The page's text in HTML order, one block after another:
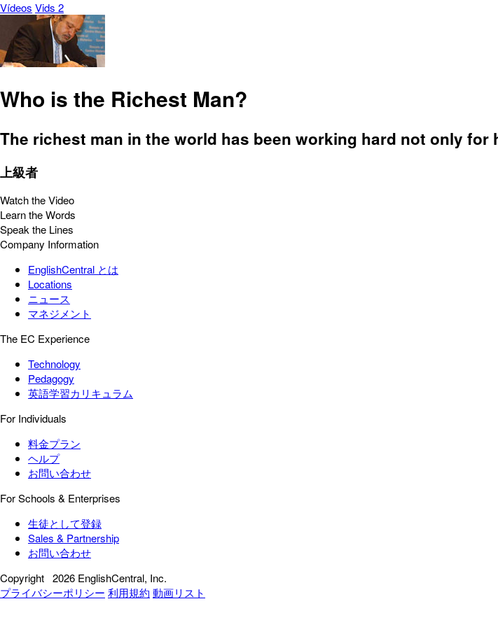
Vídeos Vids 2
Who is the Richest Man?
The richest man in the world has been working hard not only
上級者
Watch the Video
Learn the Words
Speak the Lines
Company Information
EnglishCentral とは
Locations
ニュース
マネジメント
The EC Experience
Technology
Pedagogy
英語学習カリキュラム
For Individuals
料金プラン
ヘルプ
お問い合わせ
For Schools & Enterprises
生徒として登録
Sales & Partnership
お問い合わせ
Copyright 2026 EnglishCentral, Inc.
プライバシーポリシー 利用規約 動画リスト